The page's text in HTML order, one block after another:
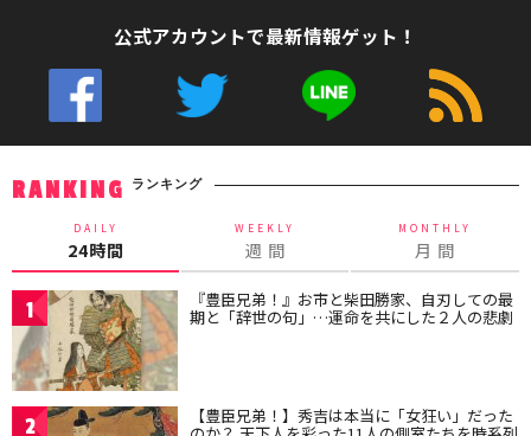
公式アカウントで最新情報ゲット！
RANKING ランキング
DAILY
24時間
WEEKLY
週 間
MONTHLY
月 間
1 『豊臣兄弟！』お市と柴田勝家、自刃しての最
期と「辞世の句」…運命を共にした２人の悲劇
2 【豊臣兄弟！】秀吉は本当に「女狂い」だった